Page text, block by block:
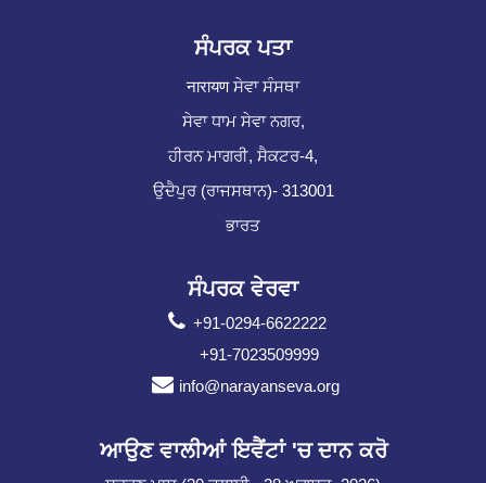
ਸੰਪਰਕ ਪਤਾ
नारायण ਸੇਵਾ ਸੰਸਥਾ
ਸੇਵਾ ਧਾਮ ਸੇਵਾ ਨਗਰ,
ਹੀਰਨ ਮਾਗਰੀ, ਸੈਕਟਰ-4,
ਉਦੈਪੁਰ (ਰਾਜਸਥਾਨ)- 313001
ਭਾਰਤ
ਸੰਪਰਕ ਵੇਰਵਾ
+91-0294-6622222
+91-7023509999
info@narayanseva.org
ਆਉਣ ਵਾਲੀਆਂ ਇਵੈਂਟਾਂ 'ਚ ਦਾਨ ਕਰੋ